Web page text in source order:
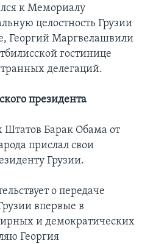
к Мемориалу
целостность Грузии
Георгий Маргвелашвили
гостинице
делегаций.
президента
Барак Обама от
прислал свои
Грузии.
о передаче
впервые в
и демократических
Георгия